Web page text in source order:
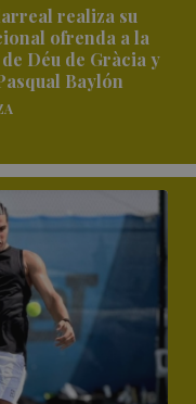
realiza su
ofrenda a la
Déu de Gràcia y
Baylón